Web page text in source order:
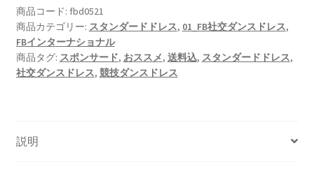
商品コード: fbd0521
商品カテゴリー: スタンダードドレス, 01_FB社交ダンスドレス,
FBインターナショナル
商品タグ: スポンサード, おススメ, 送料込, スタンダードドレス,
社交ダンスドレス, 競技ダンスドレス
説明